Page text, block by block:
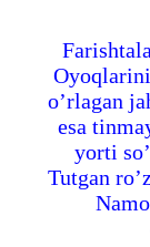
o’rlagan
esa
yorti
Tutgan